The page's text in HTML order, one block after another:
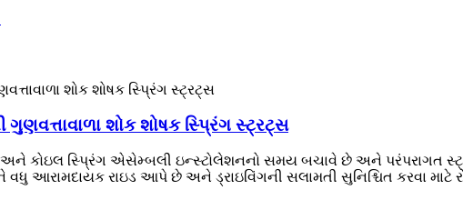
ગુણવત્તાવાળા શોક શોષક સ્પ્રિંગ સ્ટ્રટ્સ
અને કોઇલ સ્પ્રિંગ એસેમ્બલી ઇન્સ્ટોલેશનનો સમય બચાવે છે અને પરંપરાગત
વધુ આરામદાયક રાઇડ આપે છે અને ડ્રાઇવિંગની સલામતી સુનિશ્ચિત કરવા માટે